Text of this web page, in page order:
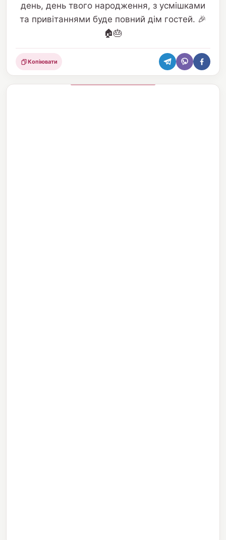
день, день твого народження, з усмішками
та привітаннями буде повний дім гостей. 🎉
🏠🎂
Поділитися
Копіювати